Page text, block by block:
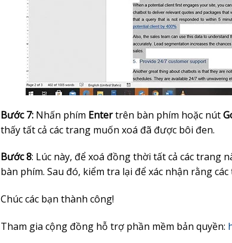
Bước 7: Nhấn phím Entertrên bàn phím hoặc nút
thấy tất cả các trang muốn xoá đã được bôi đen.
Bước 8: Lúc này, để xoá đồng thời tất cả các trang
bàn phím. Sau đó, kiểm tra lại để xác nhận rằng
Chúc các bạn thành công!
Tham gia cộng đồng hỗ trợ phần mềm bản quyền: